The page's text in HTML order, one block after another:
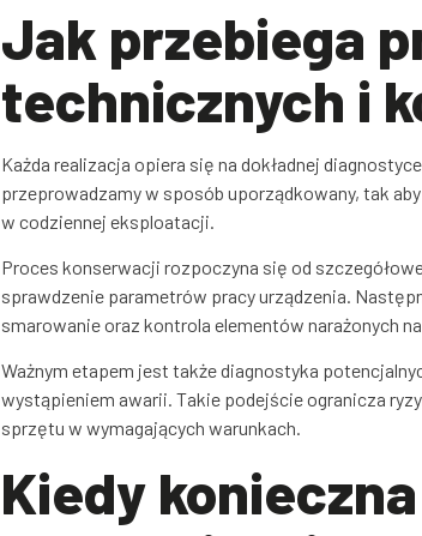
Jak przebiega
technicznych i
Każda realizacja opiera się na dokładnej
przeprowadzamy w sposób uporządkowany, tak
w codziennej eksploatacji.
Proces konserwacji rozpoczyna się od
sprawdzenie parametrów pracy urządzenia.
smarowanie oraz kontrola elementów narażonych
Ważnym etapem jest także diagnostyka
wystąpieniem awarii. Takie podejście ogranicza
sprzętu w wymagających warunkach.
Kiedy